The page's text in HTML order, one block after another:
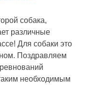
собака,
различные
Для собаки это
Поздравляем
необходимым